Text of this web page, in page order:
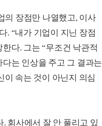
의 장점만 나열했고, 이사
. “내가 기업이 지닌 장점
다. 그는 “무조건 낙관적
는 인상을 주고 그 결과는
이 속는 것이 아닌지 의심
회사에서 잘 안 풀리고 있